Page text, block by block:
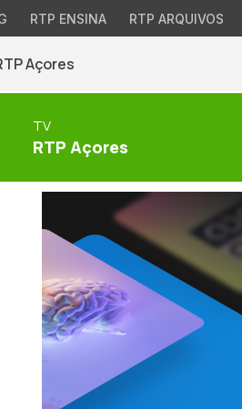
RTP ENSINA RTP ARQUIVOS
Açores
TV
RTP Açores